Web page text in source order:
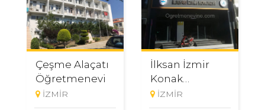
Çeşme Alaçatı
Öğretmenevi
İZMİR
İlksan İzmir
Konak
Öğretmenevi
İZMİR